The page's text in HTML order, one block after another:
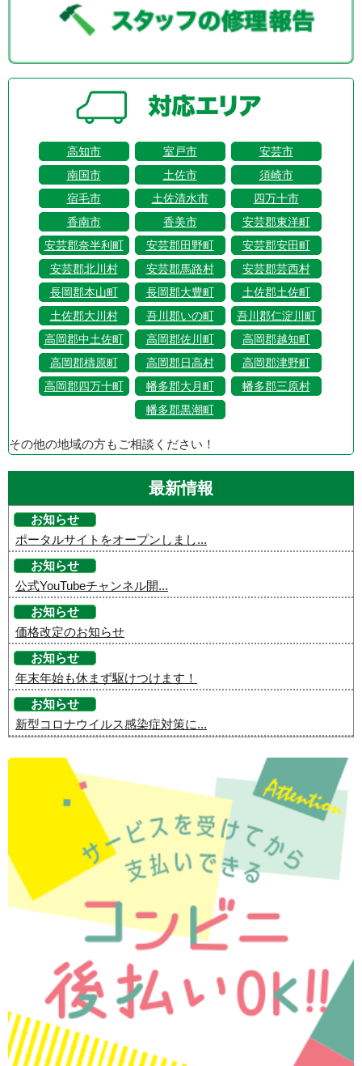
高知市 室戸市
安芸市
南国市
土佐市
須崎市
宿毛市
土佐清水市
四万十市
香南市
香美市
安芸郡東洋町
安芸郡奈半利町
安芸郡田野町
安芸郡安田町
安芸郡北川村
安芸郡馬路村
安芸郡芸西村
長岡郡本山町
長岡郡大豊町
土佐郡土佐町
土佐郡大川村
吾川郡いの町
吾川郡仁淀川町
高岡郡中土佐町
高岡郡佐川町
高岡郡越知町
高岡郡檮原町
高岡郡日高村
高岡郡津野町
高岡郡四万十町
幡多郡大月町
幡多郡三原村
幡多郡黒潮町
その他の地域の方もご相談ください！
最新情報
お知らせ
ポータルサイトをオープンしまし...
お知らせ
公式YouTubeチャンネル開...
お知らせ
価格改定のお知らせ
お知らせ
年末年始も休まず駆けつけます！
お知らせ
新型コロナウイルス感染症対策に...